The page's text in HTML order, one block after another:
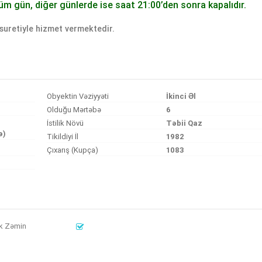
gün, diğer günlerde ise saat 21:00’den sonra kapalıdır.
hizmet vermektedir.
Obyektin Vəziyyəti
İkinci Əl
Olduğu Mərtəbə
6
İstilik Növü
Təbii Qaz
Tikildiyi İl
1982
Çıxarış (Kupça)
1083
Zəmin